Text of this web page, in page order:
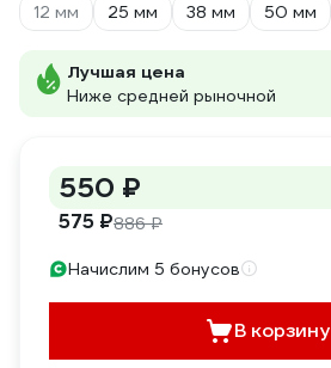
12 мм
25 мм 38 мм 50 мм
Лучшая цена
Ниже средней рыночной
550 ₽
575 ₽886 ₽
Начислим 5 бонусов
В корзину